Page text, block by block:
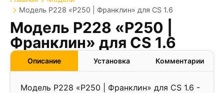
Модель P228 «P250 | Франклин» для CS 1.6
Модель P228 «P250 |
Франклин» для CS 1.6
Описание Установка Комментарии
Модель P228 «P250 | Франклин» для CS 1.6 -